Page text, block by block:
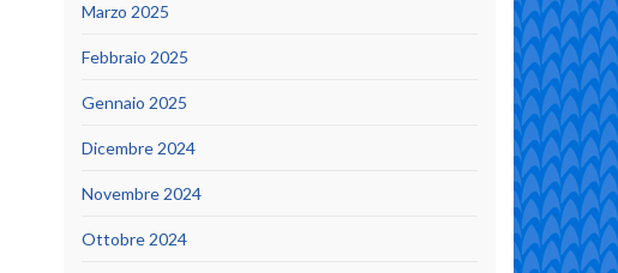
Marzo 2025
Febbraio 2025
Gennaio 2025
Dicembre 2024
Novembre 2024
Ottobre 2024